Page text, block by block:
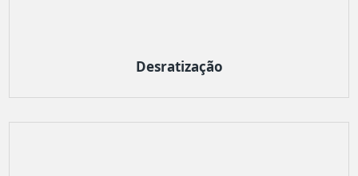
Desratização